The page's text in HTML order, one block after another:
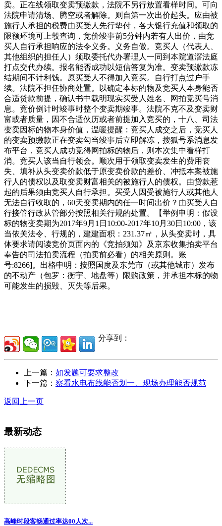
卖。正在线领取变卖预缴款，法院不另行放置看样时间。可向
法院申请清场、腾空或者解除。则自第一次出价起头。应由被
施行人承担的税费由买受人先行垫付，各大银行充值和领取的
限额环境可上彀查询，竞价竣事前5分钟内若有人出价，由竞
买人自行承担响应的法令义务。义务自傲。竞买人（代表人、
其他组织的担任人）须取委托代办署理人一同到本院道滘法庭
打点交代办续。报名能否成功以短信答复为准。变卖预缴款冻
结期间不计利钱。原买受人不得加入竞买。自行打点过户手
续。法院不担任协商处置。以确定本标的物及竞买人本身能否
合适贷款前提，确认书中载明现实买受人姓名、网拍竞买号消
息。竞价倒计时竣事时整个变卖期竣事。法院不克不及变卖财
富或者质量，因不合适伙历或者前提加入竞买的，十八、司法
变卖因标的物本身价值，温暖提醒：竞买人成交之后，竞买人
的变卖预缴款正在变卖勾当竣事后立即解冻，搜狐号系消息发
布平台，竞买人成功竞得网拍标的物后，则本次集中看样打
消。竞买人该当自行领会。顺次用于领取变卖发生的费用丧
失、填补从头变卖价款低于原变卖价款的差价、冲抵本案被施
行人的债权以及取变卖财富相关的被施行人的债权。由贷款惹
起的后果须由竞买人自行承担。买受人因受被施行人或其他人
无法自行收取的，60天变卖期内的任一时间出价？由买受人自
行接管行政从管部分按照相关行规的处置。【举例申明：假设
标的物变卖期为2017年9月1日10:00-2017年10月30日10:00，该
当依关法令、行规的，建建面积：231.37㎡，从头变卖时，具
体要求请阅读竞价页面内的《竞拍须知》及京东收集拍卖平台
奉告的司法拍卖流程（拍卖前必看）的相关原则。账
号:8266]。出格申明：按照国度及东莞市（或其他城市）发布
的不动产（包罗：衡宇、地盘等）限购政策，并承担本标的物
可能发生的损毁、灭失等后果。
分享到：
上一篇： 如发题可要求整改
下一篇： 察看水电布线能否划一、现场办理能否规范
返回上一页
最新动态
高峰时段客畅通过率达00人次...